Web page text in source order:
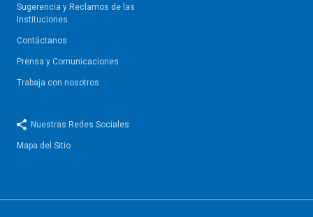
Sugerencia y Reclamos de las
Instituciones
Contáctanos
Prensa y Comunicaciones
Trabaja con nosotros
Nuestras Redes Sociales
Mapa del Sitio